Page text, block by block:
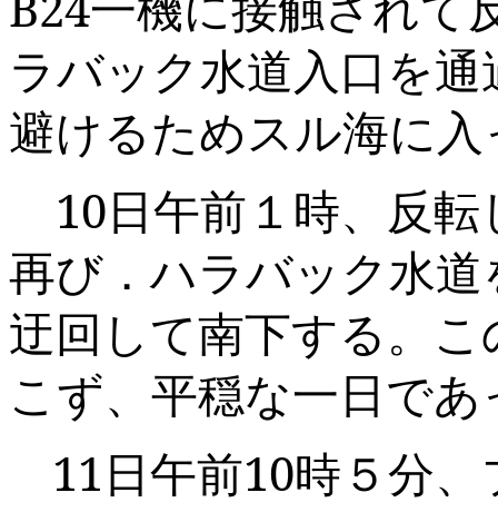
ラバック水道入口を
避けるためスル海に
10日午前１時、反
再び．ハラバック水
迂回して南下する。
こず、平穏な一日で
11日午前10時５分